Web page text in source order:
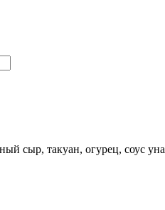
сыр, такуан, огурец, соус